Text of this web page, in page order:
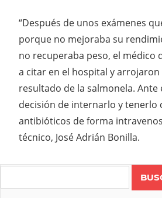
“Después de unos exámenes
porque no mejoraba su
no recuperaba peso, el médico
a citar en el hospital y arrojaron
resultado de la salmonela. Ante
decisión de internarlo y tenerlo
antibióticos de forma
técnico, José Adrián Bonilla.